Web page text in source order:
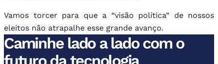
Vamos torcer para que a “visão política” de nossos
eleitos não atrapalhe esse grande avanço.
Caminhe lado a lado com o